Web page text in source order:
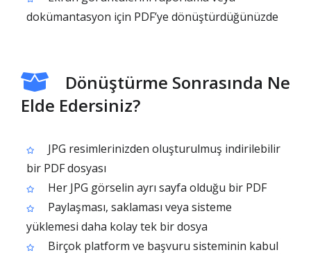
dokümantasyon için PDF’ye dönüştürdüğünüzde
Dönüştürme Sonrasında Ne
Elde Edersiniz?
JPG resimlerinizden oluşturulmuş indirilebilir
bir PDF dosyası
Her JPG görselin ayrı sayfa olduğu bir PDF
Paylaşması, saklaması veya sisteme
yüklemesi daha kolay tek bir dosya
Birçok platform ve başvuru sisteminin kabul